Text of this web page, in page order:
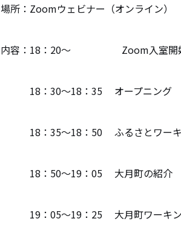
場所：Zoomウェビナー（オンライン）
内容：18：20〜 Zoom入室開
18：30〜18：35 オープニング
18：35〜18：50 ふるさとワーキ
18：50〜19：05 大月町の紹介
19：05〜19：25 大月町ワーキン